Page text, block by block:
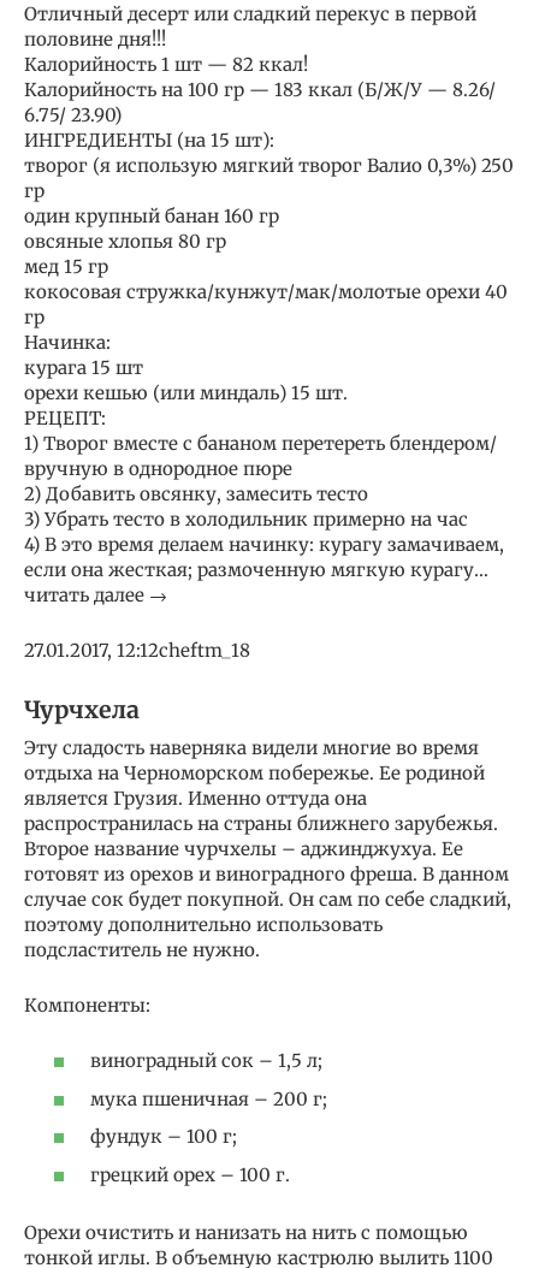
Отличный десерт или сладкий перекус в первой
половине дня!!!
Калорийность 1 шт — 82 ккал!
Калорийность на 100 гр — 183 ккал (Б/Ж/У — 8.26/
6.75/ 23.90)
ИНГРЕДИЕНТЫ (на 15 шт):
творог (я использую мягкий творог Валио 0,3%) 250
гр
один крупный банан 160 гр
овсяные хлопья 80 гр
мед 15 гр
кокосовая стружка/кунжут/мак/молотые орехи 40
гр
Начинка:
курага 15 шт
орехи кешью (или миндаль) 15 шт.
РЕЦЕПТ:
1) Творог вместе с бананом перетереть блендером/
вручную в однородное пюре
2) Добавить овсянку, замесить тесто
3) Убрать тесто в холодильник примерно на час
4) В это время делаем начинку: курагу замачиваем,
если она жесткая; размоченную мягкую курагу…
читать далее →
27.01.2017, 12:12cheftm_18
Чурчхела
Эту сладость наверняка видели многие во время
отдыха на Черноморском побережье. Ее родиной
является Грузия. Именно оттуда она
распространилась на страны ближнего зарубежья.
Второе название чурчхелы – аджинджухуа. Ее
готовят из орехов и виноградного фреша. В данном
случае сок будет покупной. Он сам по себе сладкий,
поэтому дополнительно использовать
подсластитель не нужно.
Компоненты:
виноградный сок – 1,5 л;
мука пшеничная – 200 г;
фундук – 100 г;
грецкий орех – 100 г.
Орехи очистить и нанизать на нить с помощью
тонкой иглы. В объемную кастрюлю вылить 1100